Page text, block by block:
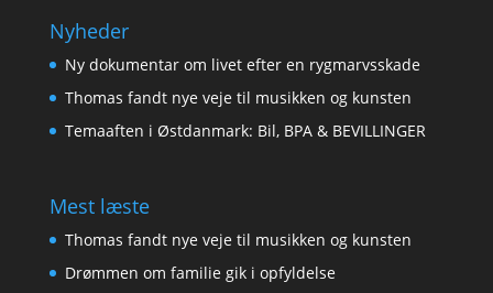
Nyheder
Ny dokumentar om livet efter en rygmarvsskade
Thomas fandt nye veje til musikken og kunsten
Temaaften i Østdanmark: Bil, BPA & BEVILLINGER
Mest læste
Thomas fandt nye veje til musikken og kunsten
Drømmen om familie gik i opfyldelse